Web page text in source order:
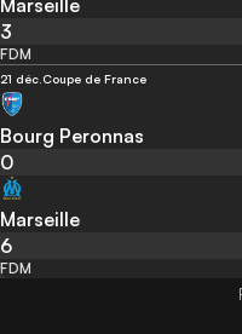
Marseille
3
FDM
21 déc.Coupe de France
Bourg Peronnas
0
Marseille
6
FDM